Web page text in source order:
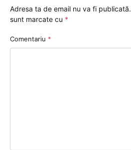
Adresa ta de email nu va fi publicată.
sunt marcate cu *
Comentariu *